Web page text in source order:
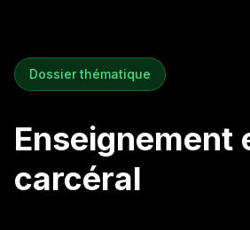
Dossier thématique
Enseignement
carcéral